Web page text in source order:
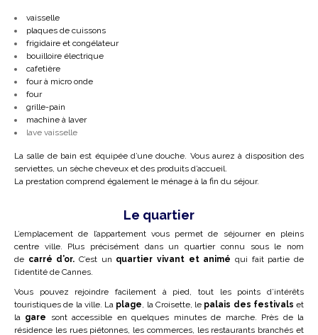
vaisselle
plaques de cuissons
frigidaire et congélateur
bouilloire électrique
cafetière
four à micro onde
four
grille-pain
machine à laver
lave vaisselle
La salle de bain est équipée d’une douche. Vous aurez à disposition des
serviettes, un sèche cheveux et des produits d’accueil.
La prestation comprend également le ménage à la fin du séjour.
Le quartier
L’emplacement de l’appartement vous permet de séjourner en pleins
centre ville. Plus précisément dans un
quartier connu sous le nom
de carré d’or.C’est un quartier vivant et animé qui fait partie de
l’identité de Cannes.
Vous pouvez rejoindre facilement à pied, tout les points d’intérêts
touristiques de la ville. La plage, la Croisette, le palais des festivals et
la gare sont accessible en quelques minutes de marche. Près de la
résidence les rues piétonnes, les commerces, les restaurants branchés et